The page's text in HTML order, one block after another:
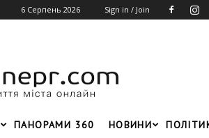
6 Серпень 2026 Sign in / Join
Головний
портал
Дніпра
ПАНОРАМИ 360 НОВИНИ